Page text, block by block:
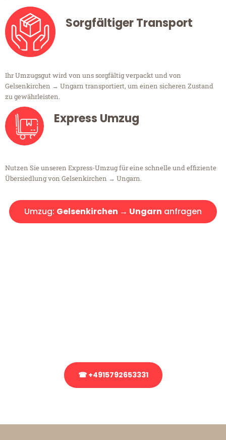
Sorgfältiger Transport
Ihr Umzugsgut wird von uns sorgfältig verpackt und von
Gelsenkirchen → Ungarn transportiert, um einen sicheren Zustand
zu gewährleisten.
Express Umzug
Nutzen Sie unseren Express-Umzug für eine schnelle und effiziente
Übersiedlung von Gelsenkirchen → Ungarn.
Umzug: Gelsenkirchen → Ungarn anfragen
☎ +4915792653331